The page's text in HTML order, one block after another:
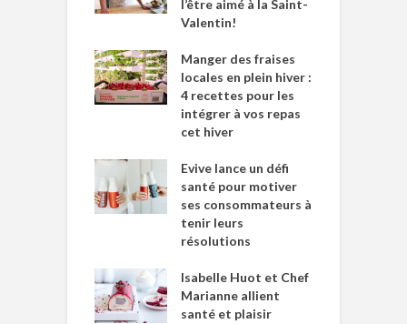
l’être aimé à la Saint-
Valentin!
Manger des fraises
locales en plein hiver :
4 recettes pour les
intégrer à vos repas
cet hiver
Evive lance un défi
santé pour motiver
ses consommateurs à
tenir leurs
résolutions
Isabelle Huot et Chef
Marianne allient
santé et plaisir